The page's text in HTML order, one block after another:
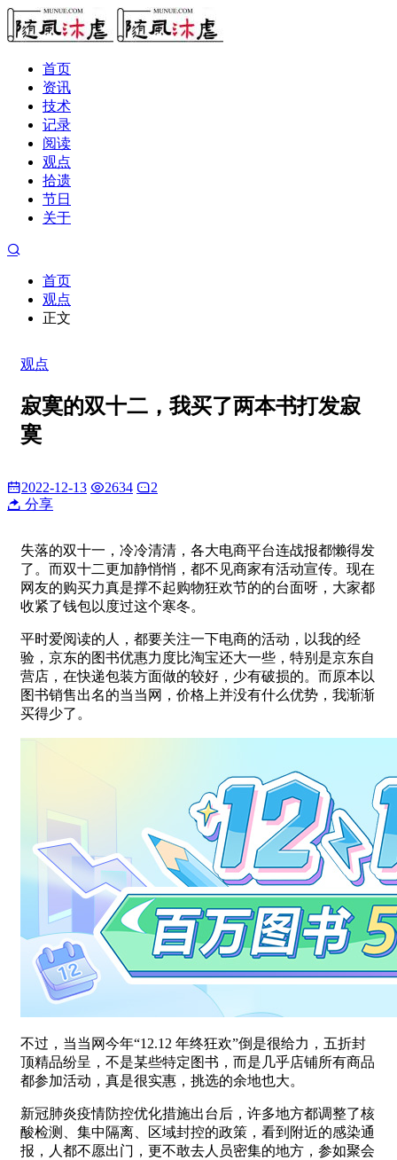
首页
资讯
技术
记录
阅读
观点
拾遗
节日
关于
首页
观点
正文
观点
寂寞的双十二，我买了两本书打发寂
寞
2022-12-13 2634
2
分享
失落的双十一，冷冷清清，各大电商平台连战报都懒得发
了。而双十二更加静悄悄，都不见商家有活动宣传。现在
网友的购买力真是撑不起购物狂欢节的的台面呀，大家都
收紧了钱包以度过这个寒冬。
平时爱阅读的人，都要关注一下电商的活动，以我的经
验，京东的图书优惠力度比淘宝还大一些，特别是京东自
营店，在快递包装方面做的较好，少有破损的。而原本以
图书销售出名的当当网，价格上并没有什么优势，我渐渐
买得少了。
不过，当当网今年“12.12 年终狂欢”倒是很给力，五折封
顶精品纷呈，不是某些特定图书，而是几乎店铺所有商品
都参加活动，真是很实惠，挑选的余地也大。
新冠肺炎疫情防控优化措施出台后，许多地方都调整了核
酸检测、集中隔离、区域封控的政策，看到附近的感染通
报，人都不愿出门，更不敢去人员密集的地方，参如聚会